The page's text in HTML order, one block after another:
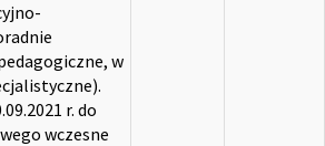
w
r. do
wczesne